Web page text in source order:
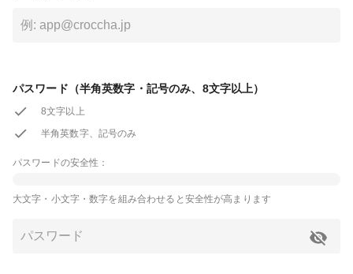
パスワード（半角英数字・記号のみ、8文字以上）
8文字以上
半角英数字、記号のみ
パスワードの安全性：
大文字・小文字・数字を組み合わせると安全性が高まります